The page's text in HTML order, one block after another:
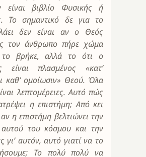
είναι βιβλίο Φυσικής ή
Το σημαντικό δε για το
δεν είναι αν ο Θεός
τον άνθρωπο πήρε χώμα
βρήκε, αλλά το ότι ο
είναι πλασμένος «κατ’
καθ’ ομοίωσιν» Θεού. Όλα
λεπτομέρειες. Αυτό πώς
η επιστήμη; Από κει
η επιστήμη βελτιώνει την
αυτού του κόσμου και την
γι’ αυτόν, αυτό γιατί να το
Το πολύ πολύ να